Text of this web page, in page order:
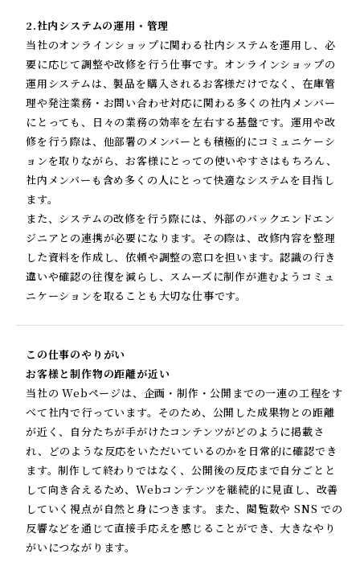
2.社内システムの運用・管理
当社のオンラインショップに関わる社内システムを運用し、必
要に応じて調整や改修を行う仕事です。オンラインショップの
運用システムは、製品を購入されるお客様だけでなく、在庫管
理や発注業務・お問い合わせ対応に関わる多くの社内メンバー
にとっても、日々の業務の効率を左右する基盤です。運用や改
修を行う際は、他部署のメンバーとも積極的にコミュニケーシ
ョンを取りながら、お客様にとっての使いやすさはもちろん、
社内メンバーも含め多くの人にとって快適なシステムを目指し
ます。
また、システムの改修を行う際には、外部のバックエンドエン
ジニアとの連携が必要になります。その際は、改修内容を整理
した資料を作成し、依頼や調整の窓口を担います。認識の行き
違いや確認の往復を減らし、スムーズに制作が進むようコミュ
ニケーションを取ることも大切な仕事です。
この仕事のやりがい
お客様と制作物の距離が近い
当社の Webページは、企画・制作・公開までの一連の工程をす
べて社内で行っています。そのため、公開した成果物との距離
が近く、自分たちが手がけたコンテンツがどのように掲載さ
れ、どのような反応をいただいているのかを日常的に確認でき
ます。制作して終わりではなく、公開後の反応まで自分ごとと
して向き合えるため、Webコンテンツを継続的に見直し、改善
していく視点が自然と身につきます。また、閲覧数や SNS での
反響などを通じて直接手応えを感じることができ、大きなやり
がいにつながります。